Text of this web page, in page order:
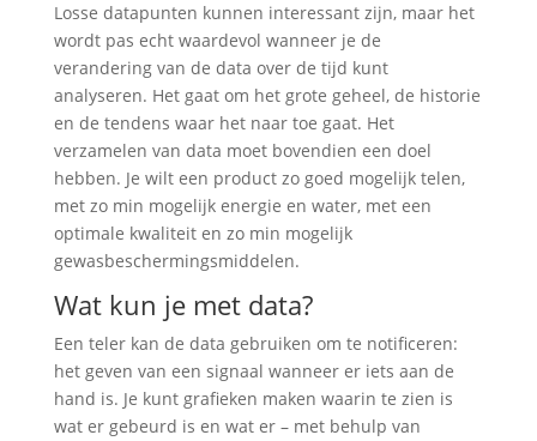
Losse datapunten kunnen interessant zijn, maar het
wordt pas echt waardevol wanneer je de
verandering van de data over de tijd kunt
analyseren. Het gaat om het grote geheel, de historie
en de tendens waar het naar toe gaat. Het
verzamelen van data moet bovendien een doel
hebben. Je wilt een product zo goed mogelijk telen,
met zo min mogelijk energie en water, met een
optimale kwaliteit en zo min mogelijk
gewasbeschermingsmiddelen.
Wat kun je met data?
Een teler kan de data gebruiken om te notificeren:
het geven van een signaal wanneer er iets aan de
hand is. Je kunt grafieken maken waarin te zien is
wat er gebeurd is en wat er – met behulp van